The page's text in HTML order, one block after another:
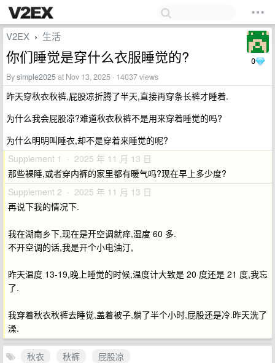
0
V2EX › 生活
你们睡觉是穿什么衣服睡觉的?
Bysimple2025at Nov 13, 2025 · 14037 views
昨天穿秋衣秋裤,屁股凉折腾了半天,直接再穿条长裤才睡着.
为什么我会屁股凉?难道秋衣秋裤不是用来穿着睡觉的吗?
为什么明明叫睡衣,却不是穿着来睡觉的呢?
Supplement 1 · 2025 年 11 月 13 日
那些裸睡,或者穿内裤的家里都有暖气吗?现在早上多少度?
Supplement 2 · 2025 年 11 月 13 日
再说下我的情况下.
我在湖南乡下,现在是开空调就痒,湿度 60 多.
不开空调的话,我是开个小电油汀,
昨天温度 13-19,晚上睡觉的时候,温度计大致是 20 度还是 21 度,我忘
了.
我穿着秋衣秋裤去睡觉,盖着被子,躺了半个小时,屁股还是冷.昨天洗了
澡.
秋衣 秋裤
屁股凉